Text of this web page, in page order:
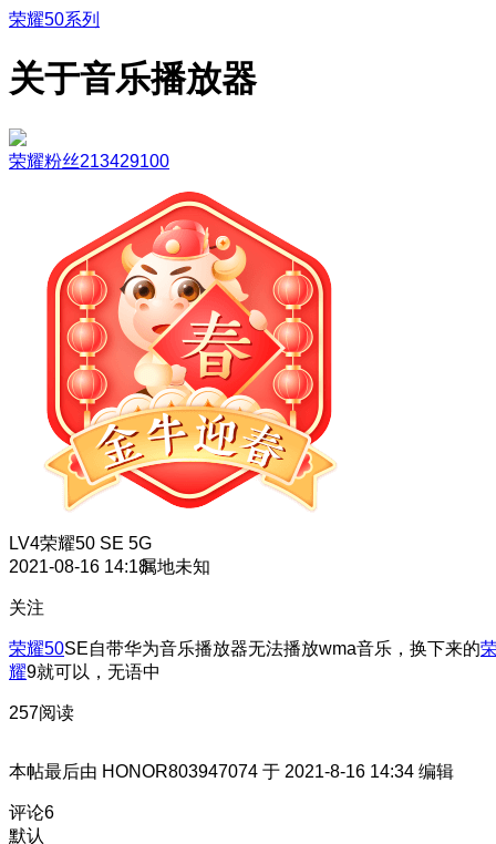
荣耀50系列
关于音乐播放器
荣耀粉丝213429100
LV4荣耀50 SE 5G
2021-08-16 14:18属地未知
关注
荣耀50SE自带华为音乐播放器无法播放wma音乐，换下来的
耀9就可以，无语中
257阅读
本帖最后由 HONOR803947074 于 2021-8-16 14:34 编辑
评论6
默认